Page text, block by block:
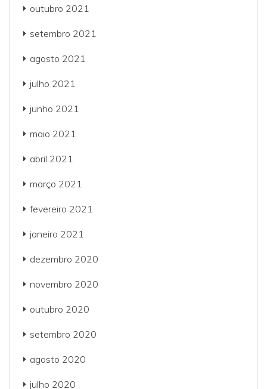
outubro 2021
setembro 2021
agosto 2021
julho 2021
junho 2021
maio 2021
abril 2021
março 2021
fevereiro 2021
janeiro 2021
dezembro 2020
novembro 2020
outubro 2020
setembro 2020
agosto 2020
julho 2020